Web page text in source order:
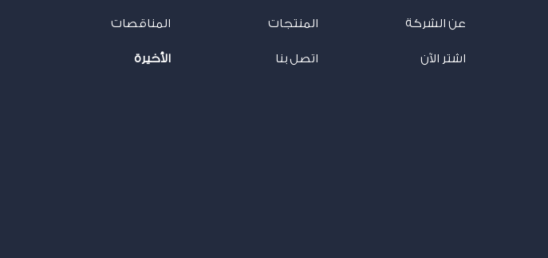
عن الشركة المنتجات المناقصات
اشتر الآن اتصل بنا الأخيرة